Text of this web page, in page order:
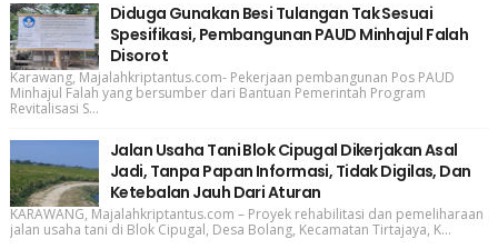
Diduga Gunakan Besi Tulangan Tak Sesuai
Spesifikasi, Pembangunan PAUD Minhajul Falah
Disorot
Karawang, Majalahkriptantus.com- Pekerjaan pembangunan Pos PAUD
Minhajul Falah yang bersumber dari Bantuan Pemerintah Program
Revitalisasi S...
Jalan Usaha Tani Blok Cipugal Dikerjakan Asal
Jadi, Tanpa Papan Informasi, Tidak Digilas, Dan
Ketebalan Jauh Dari Aturan
KARAWANG, Majalahkriptantus.com – Proyek rehabilitasi dan pemeliharaan
jalan usaha tani di Blok Cipugal, Desa Bolang, Kecamatan Tirtajaya, K...